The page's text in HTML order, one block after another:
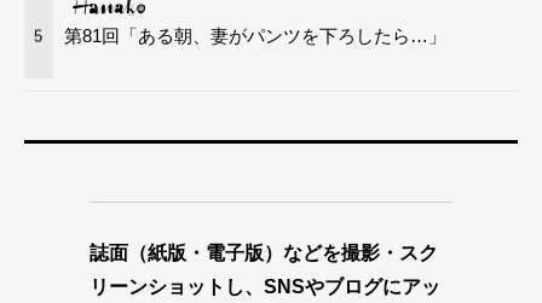
5 第81回「ある朝、妻がパンツを下ろしたら…」
誌面（紙版・電子版）などを撮影・スク
リーンショットし、SNSやブログにアッ